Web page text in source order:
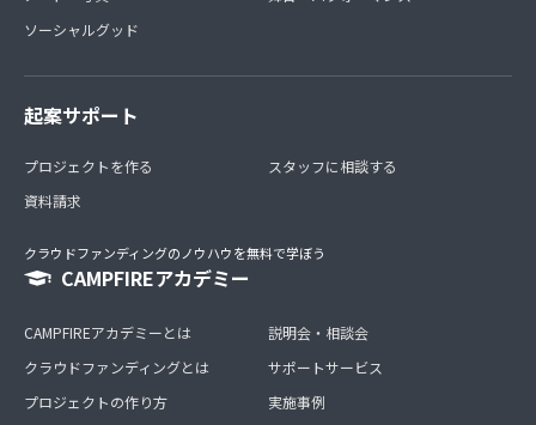
ソーシャルグッド
起案サポート
プロジェクトを作る
資料請求
スタッフに相談する
クラウドファンディングのノウハウを無料で学ぼう
CAMPFIREアカデミー
CAMPFIREアカデミーとは
クラウドファンディングとは
プロジェクトの作り方
説明会・相談会
サポートサービス
実施事例